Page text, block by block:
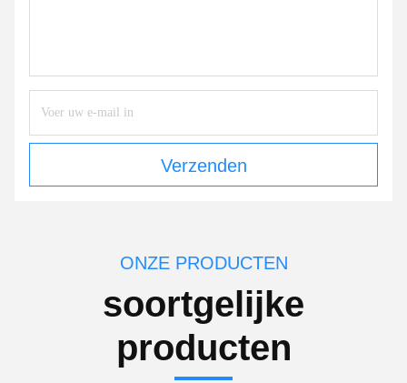
Verzenden
ONZE PRODUCTEN
soortgelijke
producten